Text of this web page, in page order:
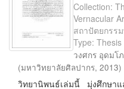
Collection:
Vernacular
สถาปัตยกรร
Type: Thesis
วงศกร อุดมโ
(มหาวิทยาลัยศิลปากร, 2013)
วิทยานิพนธ์เล่มนี้ มุ่งศึกษาแ